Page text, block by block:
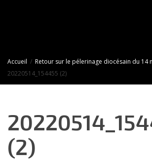
Accueil
Retour sur le pélerinage diocésain du 14
20220514_154455 (2)
(2)